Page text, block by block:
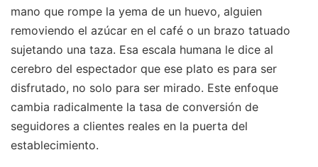
mano que rompe la yema de un huevo, alguien
removiendo el azúcar en el café o un brazo tatuado
sujetando una taza. Esa escala humana le dice al
cerebro del espectador que ese plato es para ser
disfrutado, no solo para ser mirado. Este enfoque
cambia radicalmente la tasa de conversión de
seguidores a clientes reales en la puerta del
establecimiento.